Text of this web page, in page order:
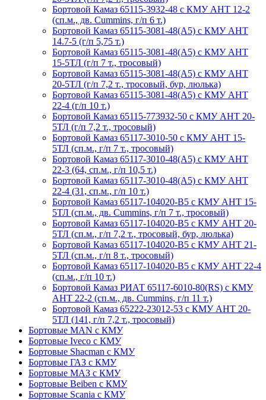
Бортовой Камаз 65115-3932-48 с КМУ АНТ 12-2
(сп.м., дв. Cummins, г/п 6 т.)
Бортовой Камаз 65115-3081-48(А5) с КМУ АНТ
14.7-5 (г/п 5,75 т.)
Бортовой Камаз 65115-3081-48(А5) с КМУ АНТ
15-5ТЛ (г/п 7 т., тросовый)
Бортовой Камаз 65115-3081-48(А5) с КМУ АНТ
20-5ТЛ (г/п 7,2 т., тросовый, бур, люлька)
Бортовой Камаз 65115-3081-48(А5) с КМУ АНТ
22-4 (г/п 10 т.)
Бортовой Камаз 65115-773932-50 с КМУ АНТ 20-
5ТЛ (г/п 7,2 т., тросовый)
Бортовой Камаз 65117-3010-50 с КМУ АНТ 15-
5ТЛ (сп.м., г/п 7 т., тросовый)
Бортовой Камаз 65117-3010-48(А5) с КМУ АНТ
22-3 (64, сп.м., г/п 10,5 т.)
Бортовой Камаз 65117-3010-48(A5) с КМУ АНТ
22-4 (31, сп.м., г/п 10 т.)
Бортовой Камаз 65117-104020-B5 с КМУ АНТ 15-
5ТЛ (сп.м., дв. Cummins, г/п 7 т., тросовый)
Бортовой Камаз 65117-104020-B5 с КМУ АНТ 20-
5ТЛ (сп.м., г/п 7,2 т., тросовый, бур, люлька)
Бортовой Камаз 65117-104020-B5 с КМУ АНТ 21-
5ТЛ (сп.м., г/п 8 т., тросовый)
Бортовой Камаз 65117-104020-B5 с КМУ АНТ 22-4
(сп.м., г/п 10 т.)
Бортовой Камаз РИАТ 65117-6010-80(RS) с КМУ
АНТ 22-2 (сп.м., дв. Cummins, г/п 11 т.)
Бортовой Камаз 65222-23012-53 с КМУ АНТ 20-
5ТЛ (141, г/п 7,2 т., тросовый)
Бортовые MAN с КМУ
Бортовые Iveco с КМУ
Бортовые Shacman с КМУ
Бортовые ГАЗ с КМУ
Бортовые МАЗ с КМУ
Бортовые Beiben с КМУ
Бортовые Scania с КМУ